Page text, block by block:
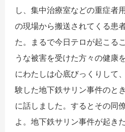
し、集中治療室などの重症者
の現場から搬送されてくる患
た。まるで今日テロが起こる
うな被害を受けた方々の健康
にわたしは心底びっくりして
験した地下鉄サリン事件のと
に話しました。するとその同
よ。地下鉄サリン事件が起き